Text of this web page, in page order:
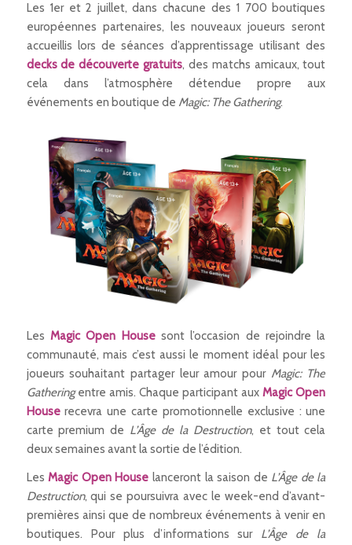
Les 1er et 2 juillet, dans chacune des 1 700 boutiques
européennes partenaires, les nouveaux joueurs seront
accueillis lors de séances d’apprentissage utilisant des
decks de découverte gratuits, des matchs amicaux, tout
cela dans l’atmosphère détendue propre aux
événements en boutique de Magic: The Gathering.
Les Magic Open Housesont l’occasion de rejoindre la
communauté, mais c’est aussi le moment idéal pour les
joueurs souhaitant partager leur amour pour Magic: The
Gatheringentre amis. Chaque participant auxMagic Open
Houserecevra une carte promotionnelle exclusive : une
carte premium de L’Âge de la Destruction, et tout cela
deux semaines avant la sortie de l’édition.
LesMagic Open House lanceront la saison de L’Âge de la
Destruction, qui se poursuivra avec le week-end d’avant-
premières ainsi que de nombreux événements à venir en
boutiques. Pour plus d’informations sur L’Âge de la